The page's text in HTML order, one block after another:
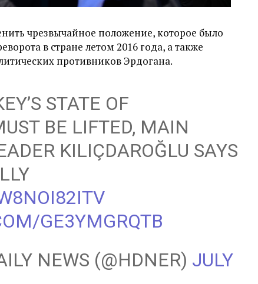
чрезвычайное положение, которое было
в стране летом 2016 года, а также
противников Эрдогана.
STATE OF
BE LIFTED, MAIN
KILIÇDAROĞLU SAYS
GE3YMGRQTB
NEWS (@HDNER) JULY